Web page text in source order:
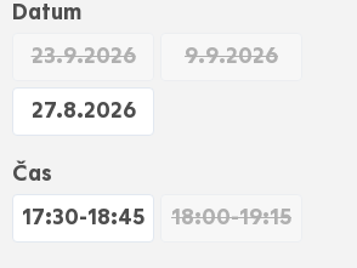
Datum
23.9.2026
9.9.2026
27.8.2026
Čas
17:30-18:45
18:00-19:15